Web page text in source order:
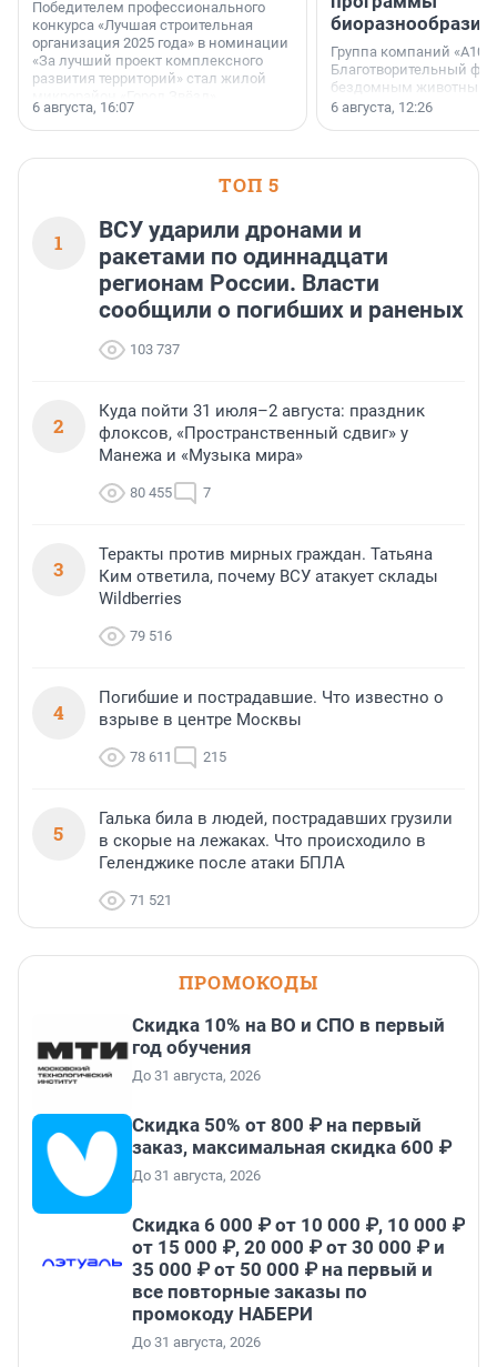
Победителем профессионального
конкурса «Лучшая строительная
организация 2025 года» в номинации
«За лучший проект комплексного
развития территорий» стал жилой
6 августа, 16:07
биоразнообразия
Группа компаний
Благотворительный
бездомным животным
заключили соглашение
6 августа, 12:26
ТОП 5
1
ВСУ ударили дронами и
ракетами по одиннадцати
регионам России. Власти
сообщили о погибших и раненых
103 737
2
Куда пойти 31 июля–2 августа: праздник
флоксов, «Пространственный сдвиг» у
Манежа и «Музыка мира»
80 455 7
3
Теракты против мирных граждан. Татьяна
Ким ответила, почему ВСУ атакует склады
Wildberries
79 516
4
Погибшие и пострадавшие. Что известно о
взрыве в центре Москвы
78 611 215
5
Галька била в людей, пострадавших грузили
в скорые на лежаках. Что происходило в
Геленджике после атаки БПЛА
71 521
ПРОМОКОДЫ
Скидка 10% на ВО и СПО в первый
год обучения
До 31 августа, 2026
Скидка 50% от 800 ₽ на первый
заказ, максимальная скидка 600 ₽
До 31 августа, 2026
Скидка 6 000 ₽ от 10 000 ₽, 10 000 ₽
от 15 000 ₽, 20 000 ₽ от 30 000 ₽ и
35 000 ₽ от 50 000 ₽ на первый и
все повторные заказы по
промокоду НАБЕРИ
До 31 августа, 2026